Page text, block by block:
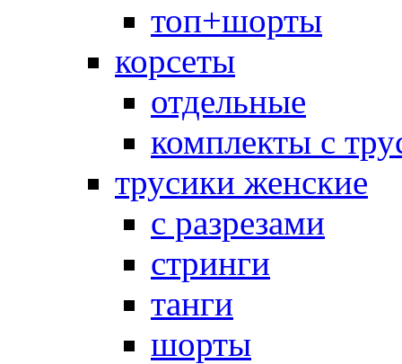
топ+шорты
корсеты
отдельные
комплекты с
трусики женские
с разрезами
стринги
танги
шорты